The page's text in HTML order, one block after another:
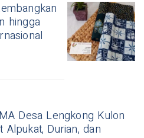
hingga
Desa Lengkong Kulon
Alpukat, Durian, dan